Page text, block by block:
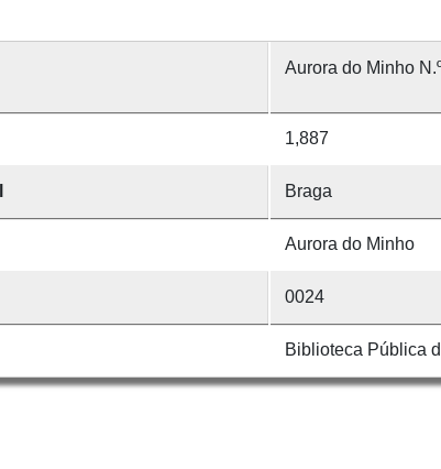
Aurora do Minho
1,887
Braga
Aurora do Minho
0024
Biblioteca Pública